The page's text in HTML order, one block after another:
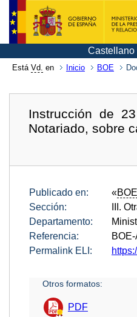
Castellano
Está Vd. en Inicio BOE
Instrucción de
Notariado, sobre
Publicado en: «BOE
Sección:
III.
Departamento:
Referencia:
Permalink ELI:
Otros formatos:
PDF